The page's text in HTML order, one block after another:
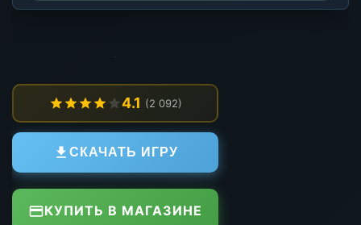
4.1 (2 092)
СКАЧАТЬ ИГРУ
КУПИТЬ В МАГАЗИНЕ